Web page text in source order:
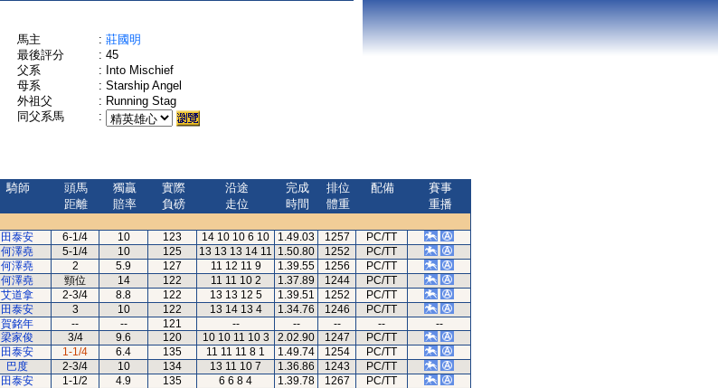
馬主 : 莊國明
最後評分
: 45
父系
: Into Mischief
母系
: Starship Angel
外祖父
: Running Stag
同父系馬
:
騎師
頭馬
距離
獨贏
賠率
實際
負磅
沿途
走位
完成
時間
排位
體重
配備
賽事
重播
田泰安 6-1/4 10 123 14 10 10 6 10 1.49.03 1257
PC/TT
何澤堯 5-1/4 10 125 13 13 13 14 11 1.50.80 1252
PC/TT
何澤堯 2 5.9 127 11 12 11 9 1.39.55 1256
PC/TT
何澤堯 頸位 14 122 11 11 10 2 1.37.89 1244
PC/TT
艾道拿 2-3/4 8.8 122 13 13 12 5 1.39.51 1252
PC/TT
田泰安 3 10 122 13 14 13 4 1.34.76 1246
PC/TT
賀銘年 -- -- 121 -- -- -- --
--
梁家俊 3/4 9.6 120 10 10 11 10 3 2.02.90 1247
PC/TT
田泰安 1-1/4 6.4 135 11 11 11 8 1 1.49.74 1254
PC/TT
巴度 2-3/4 10 134 13 11 10 7 1.36.86 1243
PC/TT
田泰安 1-1/2 4.9 135 6 6 8 4 1.39.78 1267
PC/TT